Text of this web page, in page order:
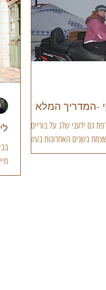
-המדריך המלא
גם ידעני שלג על בוריים, לא
בשנים האחרונות בעשרות
המובילה...